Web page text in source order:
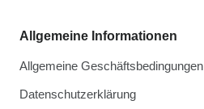
Allgemeine Informationen
Allgemeine Geschäftsbedingungen
Datenschutzerklärung